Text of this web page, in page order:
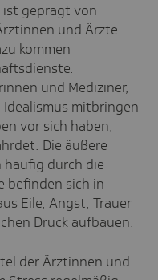
ist geprägt von
und Ärzte
kommen
und Mediziner,
mitbringen
vor sich haben,
Die äußere
häufig durch die
befinden sich in
Eile, Angst, Trauer
Druck aufbauen.
der Ärztinnen und